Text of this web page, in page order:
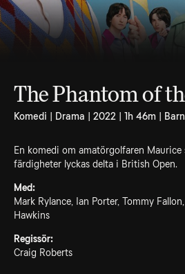
The Phantom of
Komedi | Drama | 2022 | 1h 46m |
En komedi om amatörgolfaren
färdigheter lyckas delta i British Open.
Med:
Mark Rylance, Ian Porter, Tommy
Hawkins
Regissör:
Craig Roberts